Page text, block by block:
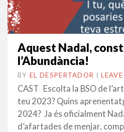
Aquest Nadal,
l’Abundància!
BY EL DESPERTADOR ON
1
•(
CAST Escolta la BSO de
teu 2023? Quins
2024? Ja és oficialment
d’afartades de menjar,